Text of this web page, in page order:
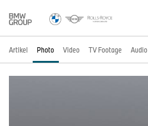
Artikel Photo Video TV Footage Audio